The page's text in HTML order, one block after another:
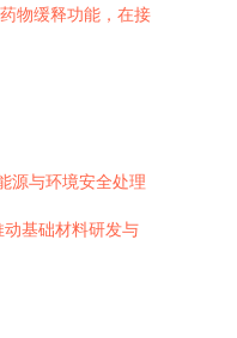
物缓释功能，在接
源与环境安全处理
基础材料研发与